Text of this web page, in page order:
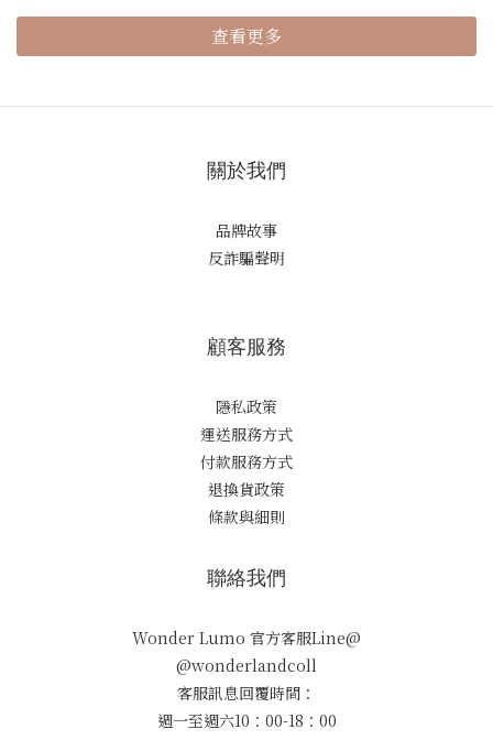
查看更多
關於我們
品牌故事
反詐騙聲明
顧客服務
隱私政策
運送服務方式
付款服務方式
退換貨政策
條款與細則
聯絡我們
Wonder Lumo 官方客服Line@
@wonderlandcoll
客服訊息回覆時間：
週一至週六10：00-18：00